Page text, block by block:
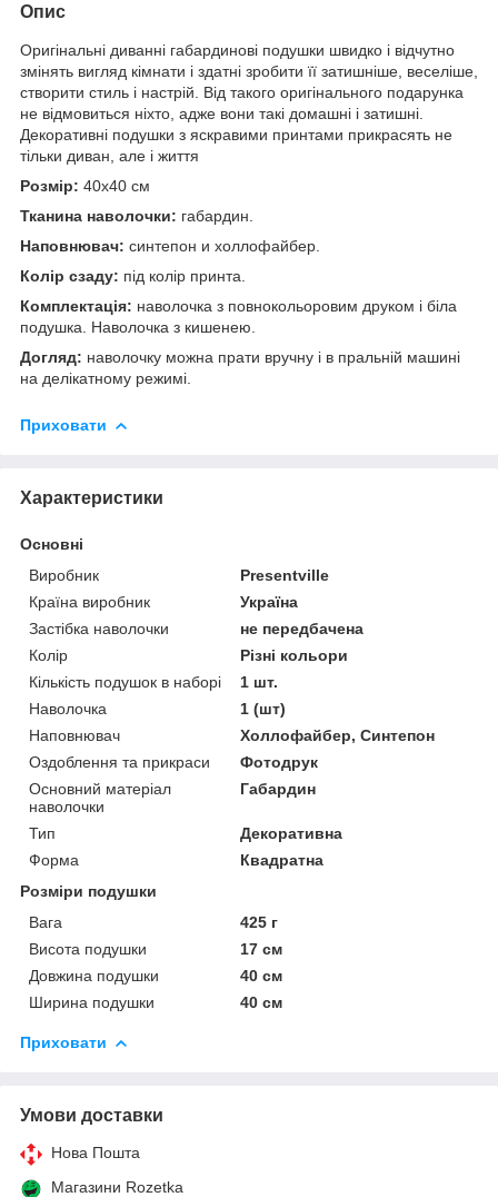
Опис
Оригінальні диванні габардинові подушки швидко і відчутно
змінять вигляд кімнати і здатні зробити її затишніше, веселіше,
створити стиль і настрій. Від такого оригінального подарунка
не відмовиться ніхто, адже вони такі домашні і затишні.
Декоративні подушки з яскравими принтами прикрасять не
тільки диван, але і життя
Розмір: 40x40 см
Тканина наволочки: габардин.
Наповнювач: синтепон и холлофайбер.
Колір сзаду: під колір принта.
Комплектація: наволочка з повнокольоровим друком і біла
подушка. Наволочка з кишенею.
Догляд: наволочку можна прати вручну і в пральній машині
на делікатному режимі.
Приховати
Характеристики
Основні
Виробник
Presentville
Країна виробник
Україна
Застібка наволочки
не передбачена
Колір
Різні кольори
Кількість подушок в наборі
1 шт.
Наволочка
1 (шт)
Наповнювач
Холлофайбер, Синтепон
Оздоблення та прикраси
Фотодрук
Основний матеріал
наволочки
Габардин
Тип
Декоративна
Форма
Квадратна
Розміри подушки
Вага
425 г
Висота подушки
17 см
Довжина подушки
40 см
Ширина подушки
40 см
Приховати
Умови доставки
Нова Пошта
Магазини Rozetka